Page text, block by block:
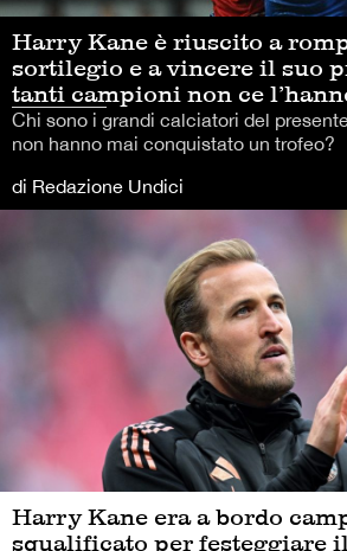
Harry Kane è riuscito a
sortilegio e a vincere il suo
tanti campioni non ce
Chi sono i grandi calciatori del
non hanno mai conquistato un trofeo?
di Redazione Undici
Harry Kane era a bordo
squalificato per festeggiare